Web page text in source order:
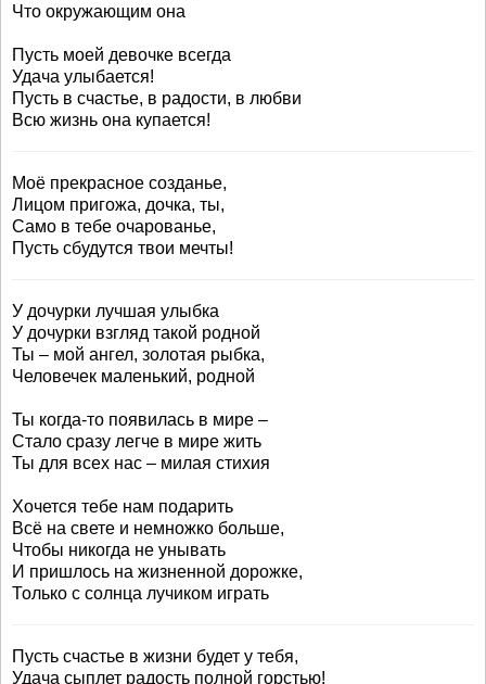
Что окружающим она
Пусть моей девочке всегда
Удача улыбается!
Пусть в счастье, в радости, в любви
Всю жизнь она купается!
Моё прекрасное созданье,
Лицом пригожа, дочка, ты,
Само в тебе очарованье,
Пусть сбудутся твои мечты!
У дочурки лучшая улыбка
У дочурки взгляд такой родной
Ты – мой ангел, золотая рыбка,
Человечек маленький, родной
Ты когда-то появилась в мире –
Стало сразу легче в мире жить
Ты для всех нас – милая стихия
Хочется тебе нам подарить
Всё на свете и немножко больше,
Чтобы никогда не унывать
И пришлось на жизненной дорожке,
Только с солнца лучиком играть
Пусть счастье в жизни будет у тебя,
Удача сыплет радость полной горстью!